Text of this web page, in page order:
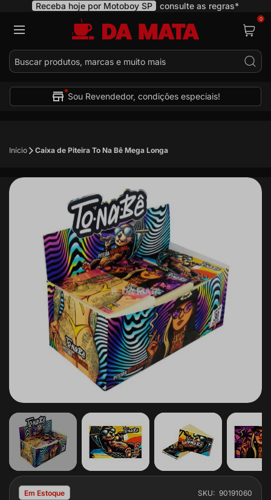
Receba hoje por Motoboy SP consulte as regras*
0
Sou Revendedor, condições especiais!
Início Caixa de Piteira To Na Bê Mega Longa
Em Estoque SKU 90191060
Pular
para
Saltar
para